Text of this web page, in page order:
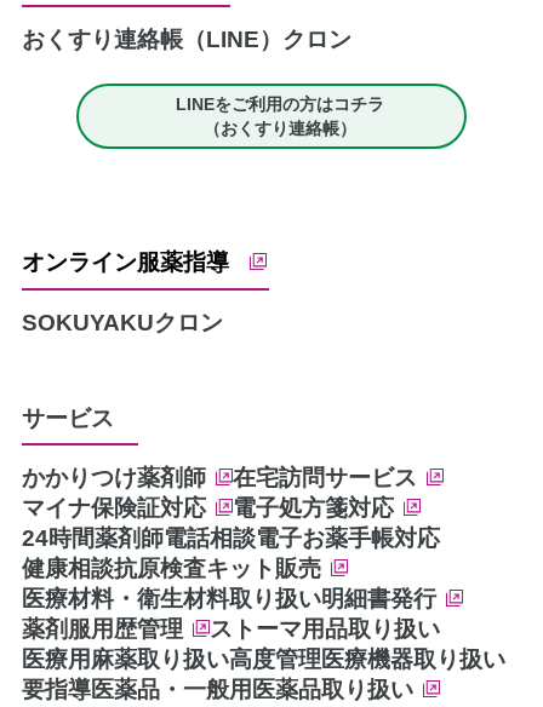
おくすり連絡帳（LINE） クロン
LINEをご利用の方はコチラ
（おくすり連絡帳）
オンライン服薬指導
SOKUYAKUクロン
サービス
かかりつけ薬剤師
在宅訪問サービス
マイナ保険証対応
電子処方箋対応
24時間薬剤師電話相談電子お薬手帳対応
健康相談抗原検査キット販売
医療材料・衛生材料取り扱い明細書発行
薬剤服用歴管理
ストーマ用品取り扱い
医療用麻薬取り扱い高度管理医療機器取り扱い
要指導医薬品・一般用医薬品取り扱い